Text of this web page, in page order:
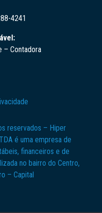
4241
– Contadora
reservados – Hiper
é uma empresa de
financeiros e de
no bairro do Centro,
– Capital